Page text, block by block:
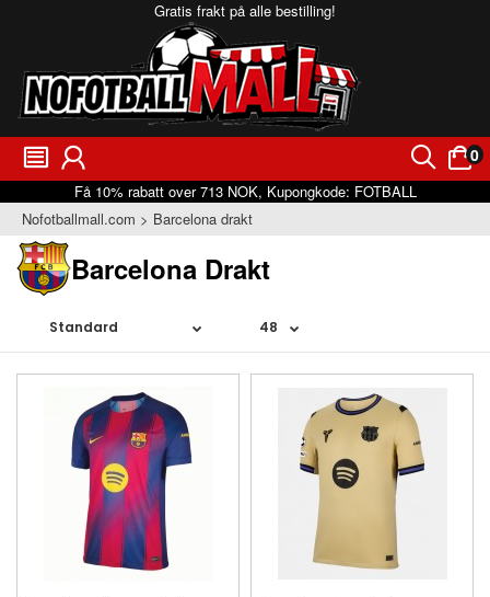
Gratis frakt på alle bestilling!
󰂩 󰃳 󰂨 0
󰃠
Få 10% rabatt over713NOK, Kupongkode: FOTBALL
Nofotballmall.com
Barcelona drakt
Barcelona Drakt